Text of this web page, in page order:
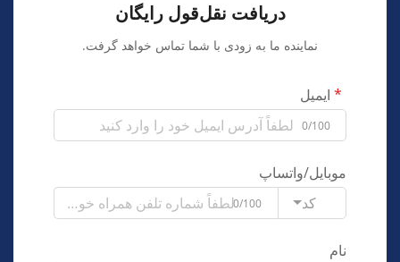
دریافت نقل‌قول رایگان
نماینده ما به زودی با شما تماس خواهد گرفت.
ایمیل
0/100
موبایل/واتساپ
کد
0/100
نام